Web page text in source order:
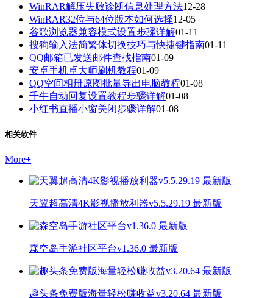
WinRAR解压失败诊断信息处理方法12-28
WinRAR32位与64位版本如何选择12-05
谷歌浏览器兼容模式设置步骤详解01-11
搜狗输入法简繁体切换技巧与快捷键指南01-11
QQ邮箱已发送邮件查找指南01-09
安卓手机卓大师刷机教程01-09
QQ空间相册原图批量导出电脑教程01-08
千牛自动回复设置教程步骤详解01-08
小红书直播小窗关闭步骤详解01-08
相关软件
More+
天翼超高清4K影视播放利器v5.5.29.19 最新版
森空岛手游社区平台v1.36.0 最新版
趣头条免费版海量轻松赚收益v3.20.64 最新版